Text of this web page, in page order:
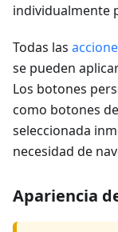
individualmente
Todas las
se pueden
Los botones
como botones
seleccionada
necesidad de
Apariencia